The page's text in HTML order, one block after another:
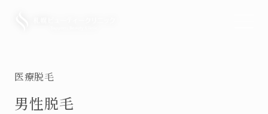
TOP
RECRUIT
医療脱毛
男性脱毛